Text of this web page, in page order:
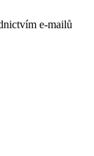
e-mailů